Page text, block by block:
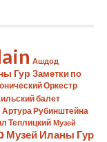
Ашдод
Гур Заметки по
Оркестр
балет
Артура Рубинштейна
Теплицкий Музей
Музей Иланы Гур